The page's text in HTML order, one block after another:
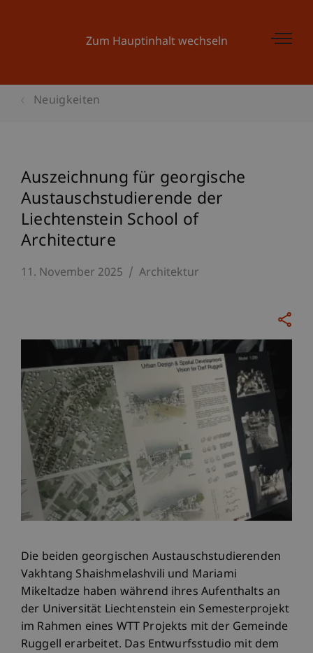
Zum Hauptinhalt wechseln
Neuigkeiten
Auszeichnung für georgische
Austauschstudierende der
Liechtenstein School of
Architecture
11. November 2025 Architektur
Die beiden georgischen Austauschstudierenden
Vakhtang Shaishmelashvili und Mariami
Mikeltadze haben während ihres Aufenthalts an
der Universität Liechtenstein ein Semesterprojekt
im Rahmen eines WTT Projekts mit der Gemeinde
Ruggell erarbeitet. Das Entwurfsstudio mit dem